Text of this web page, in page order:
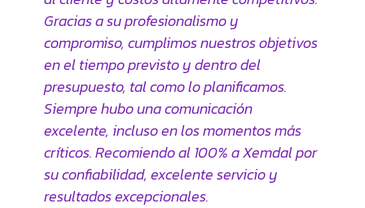
Gracias a su profesionalismo y
compromiso, cumplimos nuestros objetivos
en el tiempo previsto y dentro del
presupuesto, tal como lo planificamos.
Siempre hubo una comunicación
excelente, incluso en los momentos más
críticos. Recomiendo al 100% a Xemdal por
su confiabilidad, excelente servicio y
resultados excepcionales.